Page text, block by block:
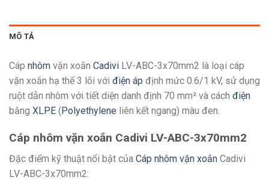
MÔ TẢ
Cáp nhôm vặn xoắn Cadivi LV-ABC-3x70mm2 là loại cáp
vặn xoắn hạ thế 3 lõi với điện áp định mức 0.6/1 kV, sử dụng
ruột dẫn nhôm với tiết diện danh định 70 mm² và cách điện
bằng XLPE (Polyethylene liên kết ngang) màu đen.
Cáp nhôm vặn xoắn Cadivi LV-ABC-3x70mm2
Đặc điểm kỹ thuật nổi bật của Cáp nhôm vặn xoắn Cadivi
LV-ABC-3x70mm2: